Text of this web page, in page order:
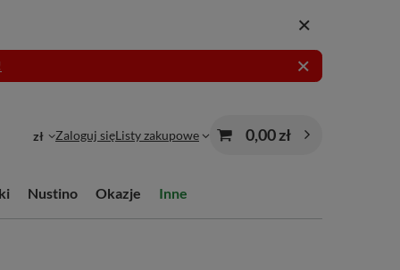
zł Zaloguj sięListy zakupowe 0,00 zł
Nustino Okazje Inne